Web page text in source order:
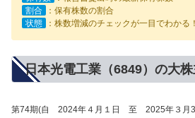
割合
：保有株数の割合
状態
：株数増減のチェックが一目でわかる！
日本光電工業（6849）の大
第74期(自 2024年４月１日 至 2025年３月31